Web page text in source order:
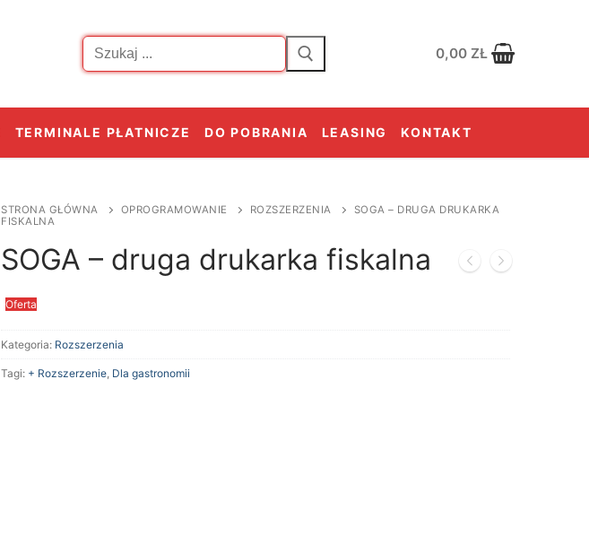
Szukaj:
0,00 ZŁ
TERMINALE PŁATNICZE DO POBRANIA LEASING KONTAKT
STRONA GŁÓWNA OPROGRAMOWANIE ROZSZERZENIA
SOGA – DRUGA DRUKARKA
FISKALNA
SOGA – druga drukarka fiskalna
Oferta
Kategoria: Rozszerzenia
Tagi: + Rozszerzenie, Dla gastronomii